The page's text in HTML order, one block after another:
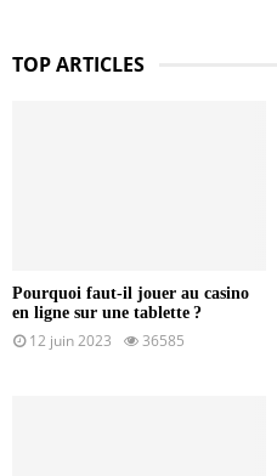
TOP ARTICLES
Pourquoi faut-il jouer au casino
en ligne sur une tablette ?
12 juin 2023 36585